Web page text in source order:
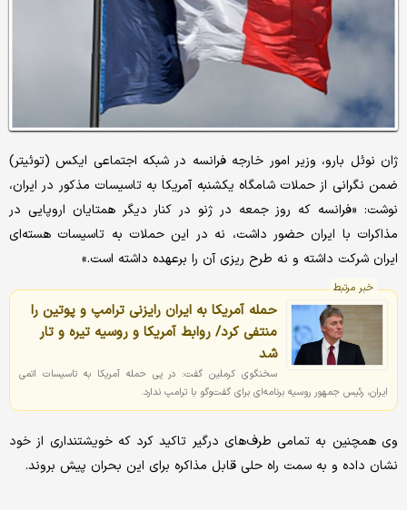
ژان نوئل بارو، وزیر امور خارجه فرانسه در شبکه اجتماعی ایکس (توئیتر)
ضمن نگرانی از حملات شامگاه یکشنبه آمریکا به تاسیسات مذکور در ایران،
نوشت: «فرانسه که روز جمعه در ژنو در کنار دیگر همتایان اروپایی در
مذاکرات با ایران حضور داشت، نه در این حملات به تاسیسات هسته‌ای
ایران شرکت داشته و نه طرح ریزی آن را برعهده داشته است.»
خبر مرتبط
حمله آمریکا به ایران رایزنی ترامپ و پوتین را
منتفی کرد/ روابط آمریکا و روسیه تیره و تار
شد
سخنگوی کرملین گفت: در پی حمله آمریکا به تاسیسات اتمی
ایران، رئیس جمهور روسیه برنامه‌ای برای گفت‌وگو با ترامپ ندارد.
وی همچنین به تمامی طرف‌های درگیر تاکید کرد که خویشتنداری از خود
نشان داده و به سمت راه حلی قابل مذاکره برای این بحران پیش بروند.